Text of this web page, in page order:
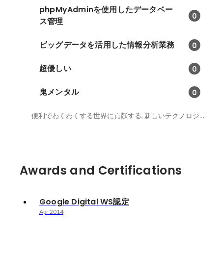
phpMyAdminを使用したデータベー
ス管理
0
ビッグデータを活用した情報分析業務 0
超優しい 0
鬼メンタル 0
便利でわくわくする世界に貢献する, 新しいテクノロジーが大好き、すぐ買っちゃう, ミーハーおじさん
Awards and Certifications
Google Digital WS認定
Apr 2014